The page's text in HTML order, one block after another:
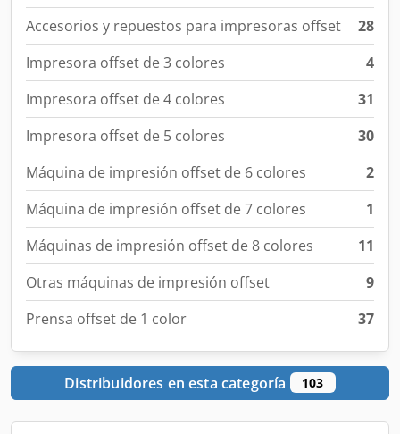
Accesorios y repuestos para impresoras offset
28
Impresora offset de 3 colores
4
Impresora offset de 4 colores
31
Impresora offset de 5 colores
30
Máquina de impresión offset de 6 colores
2
Máquina de impresión offset de 7 colores
1
Máquinas de impresión offset de 8 colores
11
Otras máquinas de impresión offset
9
Prensa offset de 1 color
37
Distribuidores en esta categoría 103